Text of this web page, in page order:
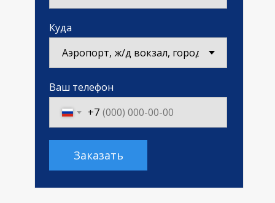
Куда
Ваш телефон
+7
Заказать